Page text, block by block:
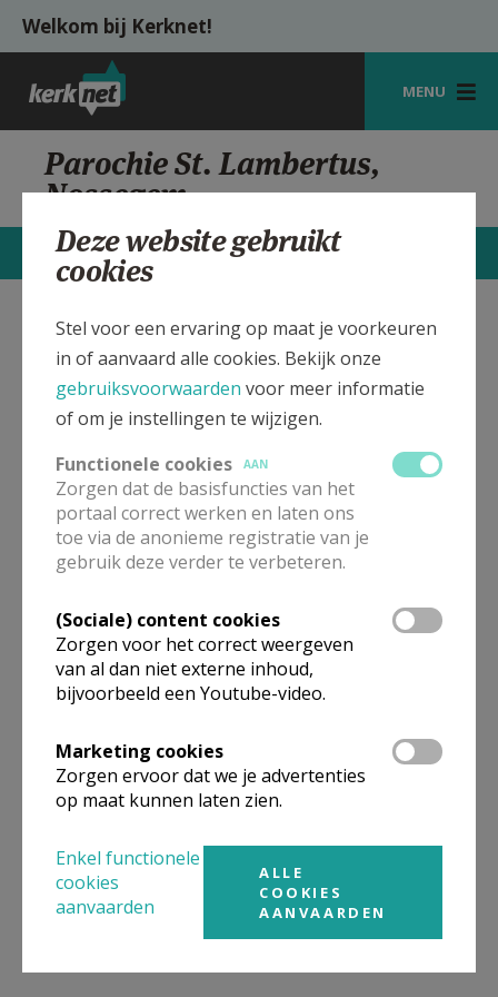
Overslaan en naar de inhoud gaan
Welkom bij Kerknet!
MENU
STARTPAGINA
KERK
VIERINGEN
ZOEKEN
HULP
MIJN PAROCHIE
AANMELDEN OF REGISTREREN
Parochie St. Lambertus,
Nossegem
CONTACTEN MEER
Verbergen
Sint Lambertus kerk
Nossegem
Bekijk de details voor de weekendvieringen die doorgaan
in deze kerk, het adres van de kerk, alsook een lijst met
kerken in de buurt.
ALLE DETAILS TONEN
Omgeving
Niet gevonden wat je zocht? Hier vind je
links naar kerken, eventueel van andere
organisaties, in de buurt.
Kerken in of nabijZaventem -
Deze website gebruikt
cookies
Stel voor een ervaring op maat je voorkeuren
in of aanvaard alle cookies. Bekijk onze
gebruiksvoorwaarden voor meer informatie
of om je instellingen te wijzigen.
Functionele cookies
AAN
Zorgen dat de basisfuncties van het
portaal correct werken en laten ons
toe via de anonieme registratie van je
gebruik deze verder te verbeteren.
(Sociale) content cookies
Zorgen voor het correct weergeven
van al dan niet externe inhoud,
bijvoorbeeld een Youtube-video.
Marketing cookies
Zorgen ervoor dat we je advertenties
op maat kunnen laten zien.
Enkel functionele
cookies
aanvaarden
ALLE
COOKIES
AANVAARDEN